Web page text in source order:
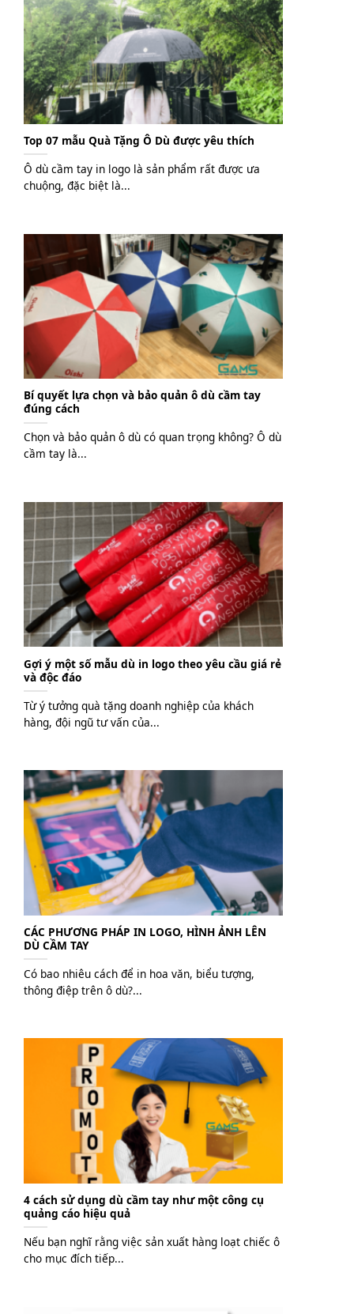
Top 07 mẫu Quà Tặng Ô Dù được yêu thích
Ô dù cầm tay in logo là sản phẩm rất được ưa
chuộng, đặc biệt là...
Bí quyết lựa chọn và bảo quản ô dù cầm tay
đúng cách
Chọn và bảo quản ô dù có quan trọng không? Ô dù
cầm tay là...
Gợi ý một số mẫu dù in logo theo yêu cầu giá rẻ
và độc đáo
Từ ý tưởng quà tặng doanh nghiệp của khách
hàng, đội ngũ tư vấn của...
CÁC PHƯƠNG PHÁP IN LOGO, HÌNH ẢNH LÊN
DÙ CẦM TAY
Có bao nhiêu cách để in hoa văn, biểu tượng,
thông điệp trên ô dù?...
4 cách sử dụng dù cầm tay như một công cụ
quảng cáo hiệu quả
Nếu bạn nghĩ rằng việc sản xuất hàng loạt chiếc ô
cho mục đích tiếp...